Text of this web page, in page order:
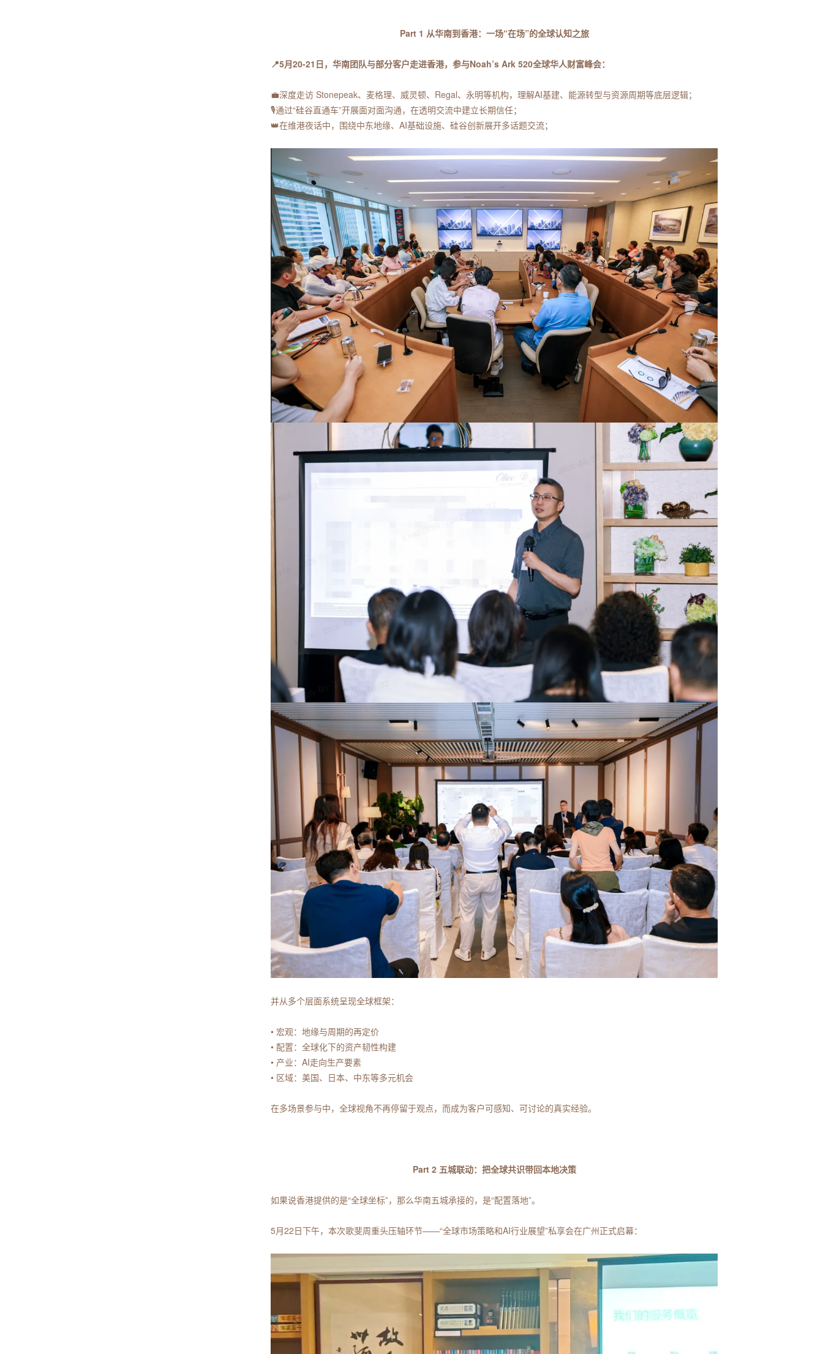
Part 1 从华南到香港：一场“在场”的全球认知之旅
📍5月20-21日，华南团队与部分客户走进香港，参与Noah’s Ark 520全球华人财富峰会：
💼深度走访 Stonepeak、麦格理、威灵顿、Regal、永明等机构，理解AI基建、能源转型与资源周期等底层逻辑；
🎙通过“硅谷直通车”开展面对面沟通，在透明交流中建立长期信任；
👑在维港夜话中，围绕中东地缘、AI基础设施、硅谷创新展开多话题交流；
并从多个层面系统呈现全球框架：
• 宏观：地缘与周期的再定价
• 配置：全球化下的资产韧性构建
• 产业：AI走向生产要素
• 区域：美国、日本、中东等多元机会
在多场景参与中，全球视角不再停留于观点，而成为客户可感知、可讨论的真实经验。
Part 2 五城联动：把全球共识带回本地决策
如果说香港提供的是“全球坐标”，那么华南五城承接的，是“配置落地”。
5月22日下午，本次歌斐周重头压轴环节——“全球市场策略和AI行业展望”私享会在广州正式启幕：